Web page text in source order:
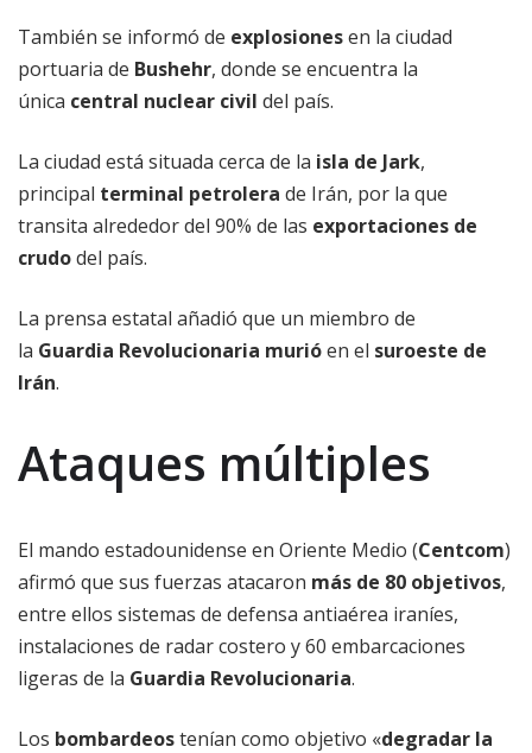
También se informó de explosionesen la ciudad
portuaria de Bushehr, donde se encuentra la
única central nuclear civil del país.
La ciudad está situada cerca de la isla de Jark,
principal terminal petrolera de Irán, por la que
transita alrededor del 90% de las exportaciones de
crudodel país.
La prensa estatal añadió que un miembro de
la Guardia Revolucionaria murióen el suroeste de
Irán.
Ataques múltiples
El mando estadounidense en Oriente Medio (Centcom)
afirmó que sus fuerzas atacaron más de 80 objetivos,
entre ellos sistemas de defensa antiaérea iraníes,
instalaciones de radar costero y 60 embarcaciones
ligeras de la Guardia Revolucionaria.
Los bombardeostenían como objetivo «degradar la